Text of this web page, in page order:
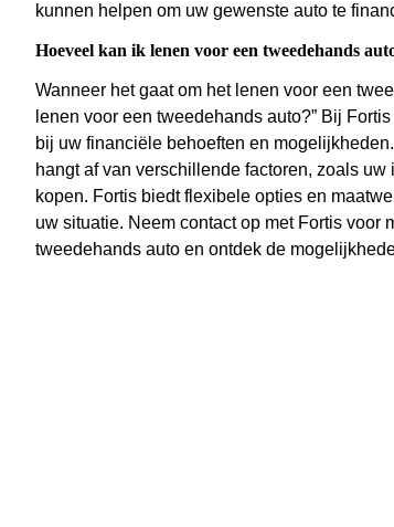
kunnen helpen om uw gewenste auto te
Hoeveel kan ik lenen voor een tweedehands
Wanneer het gaat om het lenen voor een
lenen voor een tweedehands auto?” Bij
bij uw financiële behoeften en
hangt af van verschillende factoren, zoals
kopen. Fortis biedt flexibele opties en
uw situatie. Neem contact op met Fortis voor
tweedehands auto en ontdek de